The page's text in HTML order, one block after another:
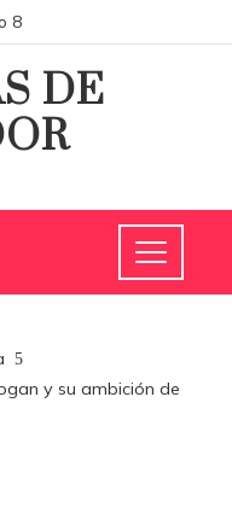
8
DE
y su ambición de